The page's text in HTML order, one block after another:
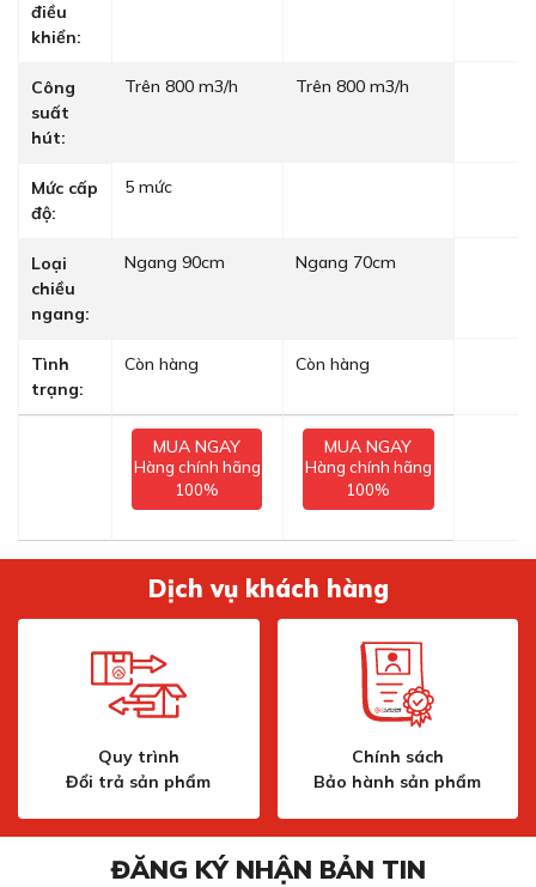
điều
khiển:
Công
suất
hút:
Trên 800 m3/h Trên 800 m3/h
Mức cấp
độ:
5 mức
Loại
chiều
ngang:
Ngang 90cm Ngang 70cm
Tình
trạng:
Còn hàng Còn hàng
MUA NGAY
Hàng chính hãng
100%
MUA NGAY
Hàng chính hãng
100%
Dịch vụ khách hàng
Quy trình
Đổi trả sản phẩm
Chính sách
Bảo hành sản phẩm
ĐĂNG KÝ NHẬN BẢN TIN